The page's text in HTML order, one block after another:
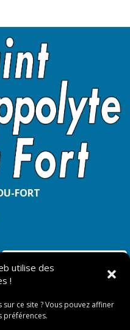
utilise des
!
ce site ? Vous pouvez affiner
préférences.
FORT
NOUS CONTACTER